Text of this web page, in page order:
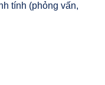
tính (phỏng vấn,